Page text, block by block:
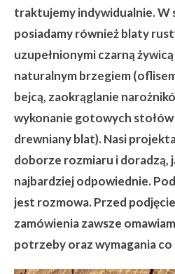
traktujemy indywidualnie. W
posiadamy również blaty
uzupełnionymi czarną
naturalnym brzegiem
bejcą, zaokrąglanie
wykonanie gotowych
drewniany blat). Nasi
doborze rozmiaru i doradzą,
najbardziej odpowiednie.
jest rozmowa. Przed
zamówienia zawsze
potrzeby oraz wymagania